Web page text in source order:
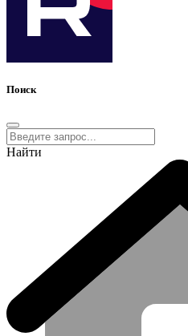
Поиск
Найти